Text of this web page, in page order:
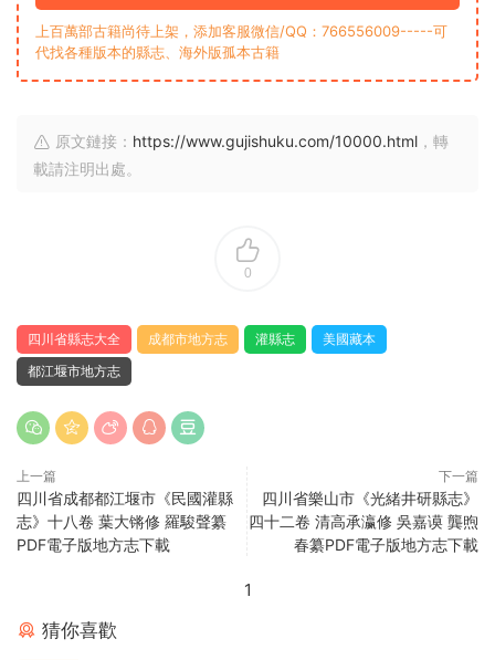
上百萬部古籍尚待上架，添加客服微信/QQ：766556009-----可
代找各種版本的縣志、海外版孤本古籍
原文鏈接： https://www.gujishuku.com/10000.html ，轉
載請注明出處。
0
四川省縣志大全 成都市地方志 灌縣志
美國藏本
都江堰市地方志
上一篇
四川省成都都江堰市《民國灌縣
志》十八卷 葉大锵修 羅駿聲纂
PDF電子版地方志下載
下一篇
四川省樂山市《光緒井研縣志》
四十二卷 清高承瀛修 吳嘉谟 龔煦
春纂PDF電子版地方志下載
1
猜你喜歡